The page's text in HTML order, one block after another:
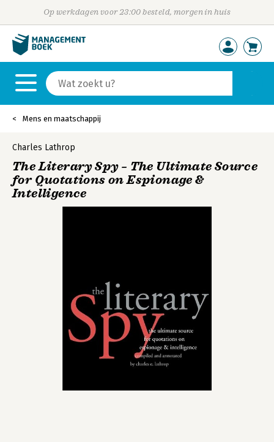
Op werkdagen voor 23:00 besteld, morgen in huis
Mens en maatschappij
Charles Lathrop
The Literary Spy – The Ultimate Source
for Quotations on Espionage &
Intelligence